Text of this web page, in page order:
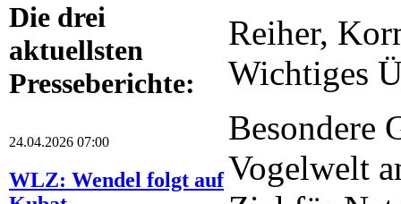
Die drei
aktuellsten
Presseberichte:
24.04.2026 07:00
WLZ: Wendel folgt auf
Reiher,
Wichtiges
Besondere
Vogelwelt